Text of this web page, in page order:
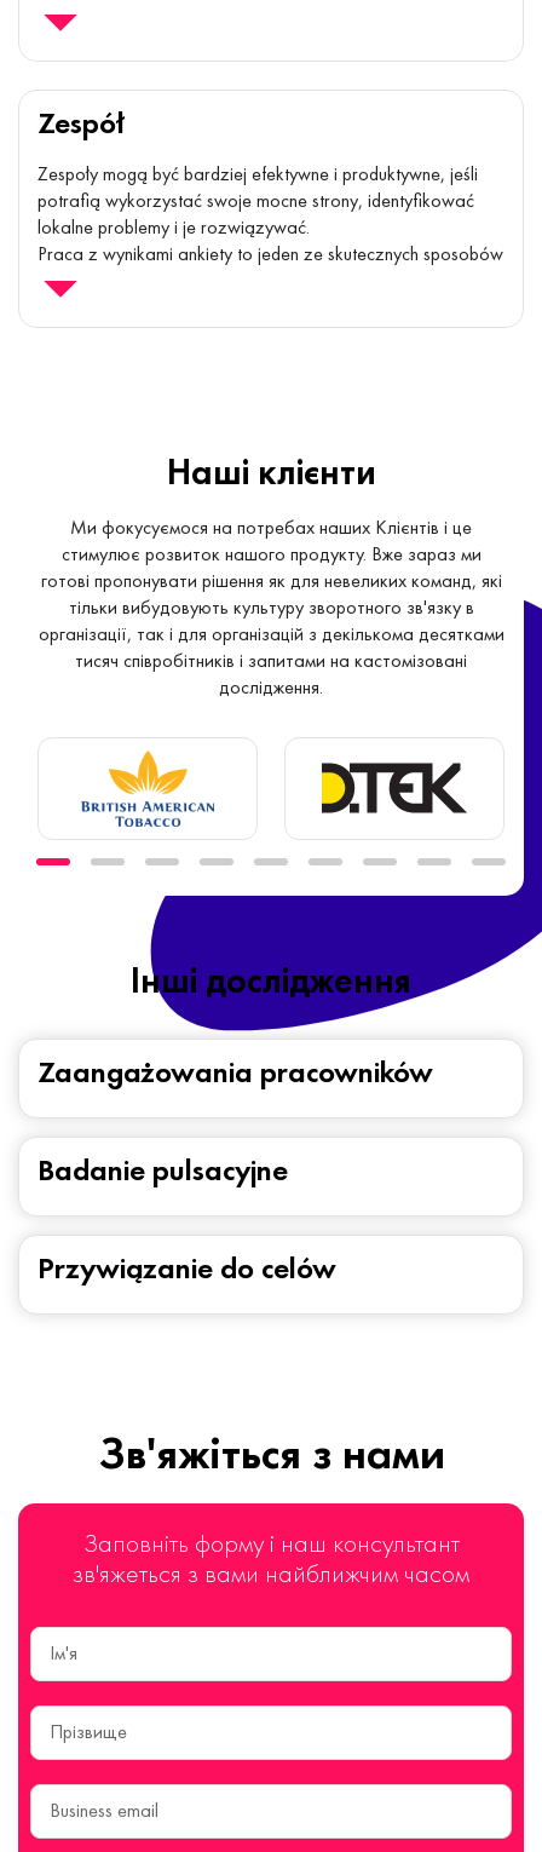
Określ skuteczne kroki, niezbędne do wprowadzenia zmian i
Zespół
Zespoły mogą być bardziej efektywne i produktywne, jeśli
potrafią wykorzystać swoje mocne strony, identyfikować
lokalne problemy i je rozwiązywać.
Praca z wynikami ankiety to jeden ze skutecznych sposobów
na rozpoczęcie otwartej rozmowy o tym, co naprawdę
osiągnął nowy poziom efektywności i produktywności.
Наші клієнти
Ми фокусуємося на потребах наших Клієнтів і це
стимулює розвиток нашого продукту. Вже зараз ми
готові пропонувати рішення як для невеликих команд, які
тільки вибудовують культуру зворотного зв'язку в
організації, так і для організацій з декількома десятками
тисяч співробітників і запитами на кастомізовані
дослідження.
Iнші дослідження
Zaangażowania pracowników
Badanie pulsacyjne
Przywiązanie do celów
Зв'яжіться з нами
Заповніть форму і наш консультант
зв'яжеться з вами найближчим часом